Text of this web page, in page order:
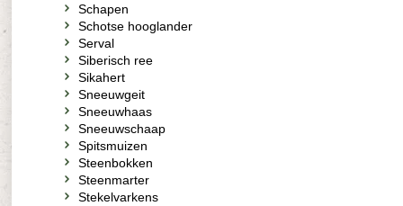
Schapen
Schotse hooglander
Serval
Siberisch ree
Sikahert
Sneeuwgeit
Sneeuwhaas
Sneeuwschaap
Spitsmuizen
Steenbokken
Steenmarter
Stekelvarkens